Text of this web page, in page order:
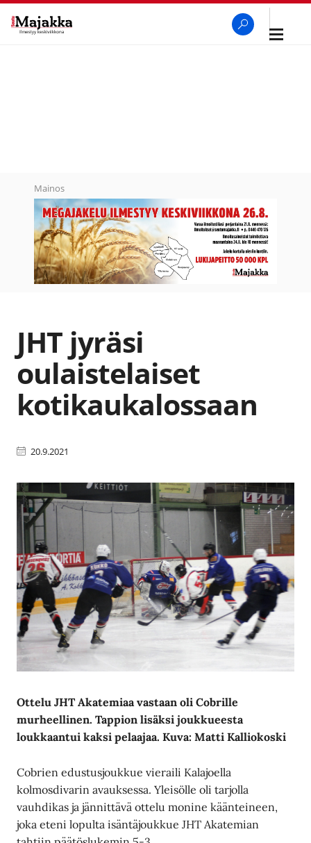
Avaa
Mainos
JHT jyräsi
oulaistelaiset
kotikaukalossaan
20.9.2021
Ottelu JHT Akatemiaa vastaan oli Cobrille
murheellinen. Tappion lisäksi joukkueesta
loukkaantui kaksi pelaajaa. Kuva: Matti Kalliokoski
Cobrien edustusjoukkue vieraili Kalajoella
kolmosdivarin avauksessa. Yleisölle oli tarjolla
vauhdikas ja jännittävä ottelu monine käänteineen,
joka eteni lopulta isäntäjoukkue JHT Akatemian